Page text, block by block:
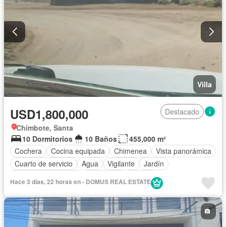
Vigilante
Seguridad Parcialmente amoblado
Villa
USD1,800,000
Destacado
Chimbote, Santa
10 Dormitorios
10 Baños
455,000 m²
Cochera
Cocina equipada Chimenea
Vista panorámica
Cuarto de servicio
Agua Vigilante
Jardín
Hace 3 días, 22 horas en - DOMUS REAL ESTATE